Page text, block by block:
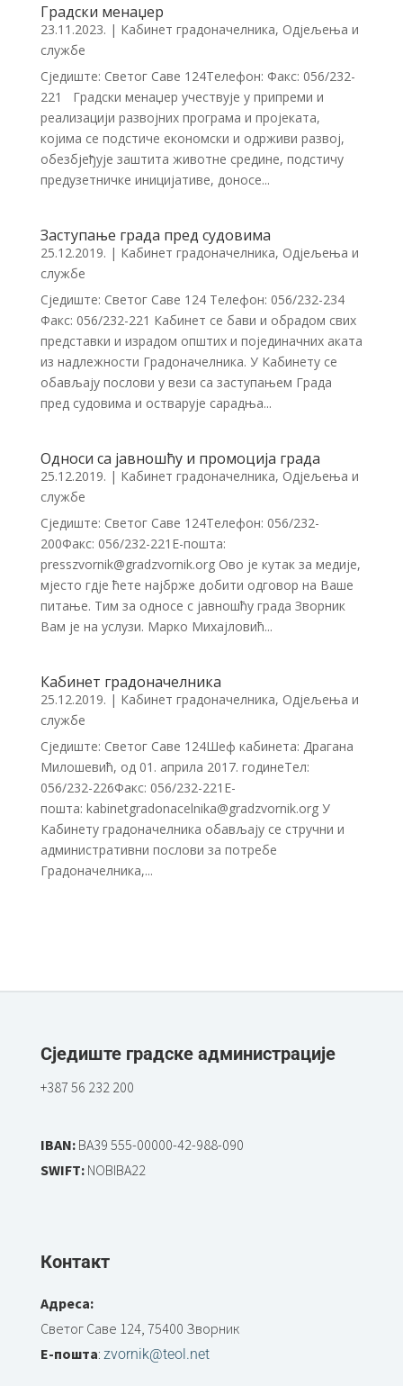
Градски менаџер
23.11.2023. | Кабинет градоначелника, Одјељења и
службе
Сједиште: Светог Саве 124Телефон: Факс: 056/232-
221 Градски менаџер учествује у припреми и
реализацији развојних програма и пројеката,
којима се подстиче економски и одрживи развој,
обезбјеђује заштита животне средине, подстичу
предузетничке иницијативе, доносе...
Заступање града пред судовима
25.12.2019. | Кабинет градоначелника, Одјељења и
службе
Сједиште: Светог Саве 124 Телефон: 056/232-234
Факс: 056/232-221 Кабинет се бави и обрадом свих
представки и израдом општих и појединачних аката
из надлежности Градоначелника. У Кабинету се
обављају послови у вези са заступањем Града
пред судовима и остварује сарадња...
Односи са јавношћу и промоција града
25.12.2019. | Кабинет градоначелника, Одјељења и
службе
Сједиште: Светог Саве 124Телефон: 056/232-
200Факс: 056/232-221Е-пошта:
presszvornik@gradzvornik.org Ово је кутак за медије,
мјесто гдје ћете најбрже добити одговор на Ваше
питање. Тим за односе с јавношћу града Зворник
Вам је на услузи. Марко Михајловић...
Кабинет градоначелника
25.12.2019. | Кабинет градоначелника, Одјељења и
службе
Сједиште: Светог Саве 124Шеф кабинета: Драгана
Милошевић, од 01. априла 2017. годинеТел:
056/232-226Факс: 056/232-221E-
пошта: kabinetgradonacelnika@gradzvornik.org У
Кабинету градоначелника обављају се стручни и
административни послови за потребе
Градоначелника,...
Сједиште градске администрације
+387 56 232 200
IBAN:BA39 555-00000-42-988-090
SWIFT:NOBIBA22
Контакт
Адреса:
Светог Саве 124, 75400 Зворник
Е-пошта: zvornik@teol.net